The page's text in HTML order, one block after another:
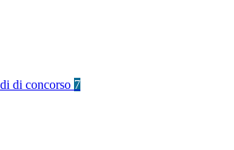
di concorso 7